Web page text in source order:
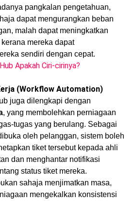
pangkalan pengetahuan,
dapat mengurangkan beban
malah dapat meningkatkan
mereka dapat
sendiri dengan cepat.
(Workflow Automation)
juga dilengkapi dengan
, yang membolehkan perniagaan
tugas yang berulang. Sebagai
oleh pelanggan, sistem boleh
tiket tersebut kepada ahli
dan menghantar notifikasi
status tiket mereka.
sahaja menjimatkan masa,
mengekalkan konsistensi